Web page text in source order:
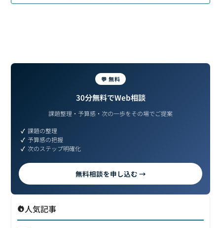
💬 無料
30分無料でWeb相談
課題整理・予算感・次の一歩をその場でご提案
課題の整理
予算感の把握
次のステップ明確化
無料相談を申し込む →
人気記事